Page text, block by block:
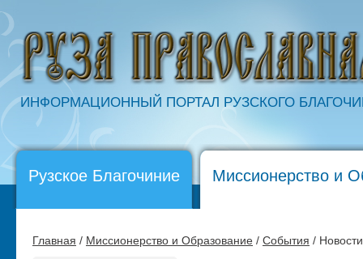
ИНФОРМАЦИОННЫЙ ПОРТАЛ РУЗСКОГО
Рузское Благочиние Миссионерство и
Главная / Миссионерство и Образование / События /